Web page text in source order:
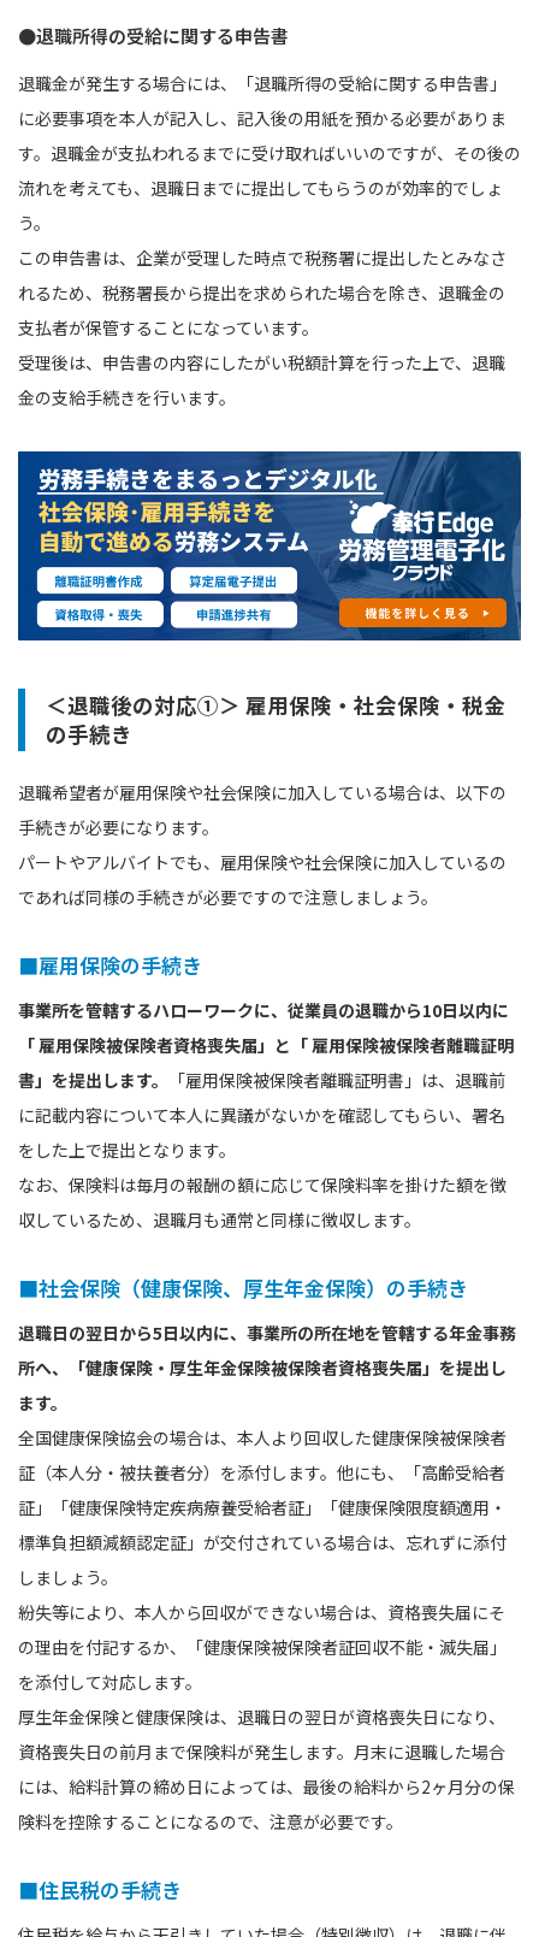
●退職所得の受給に関する申告書
退職金が発生する場合には、「退職所得の受給に関する申告書」
に必要事項を本人が記入し、記入後の用紙を預かる必要がありま
す。退職金が支払われるまでに受け取ればいいのですが、その後の
流れを考えても、退職日までに提出してもらうのが効率的でしょ
う。
この申告書は、企業が受理した時点で税務署に提出したとみなさ
れるため、税務署長から提出を求められた場合を除き、退職金の
支払者が保管することになっています。
受理後は、申告書の内容にしたがい税額計算を行った上で、退職
金の支給手続きを行います。
＜退職後の対応①＞ 雇用保険・社会保険・税金
の手続き
退職希望者が雇用保険や社会保険に加入している場合は、以下の
手続きが必要になります。
パートやアルバイトでも、雇用保険や社会保険に加入しているの
であれば同様の手続きが必要ですので注意しましょう。
■雇用保険の手続き
事業所を管轄するハローワークに、従業員の退職から10日以内に
「 雇用保険被保険者資格喪失届」と「 雇用保険被保険者離職証明
書」を提出します。
「雇用保険被保険者離職証明書」は、退職前
に記載内容について本人に異議がないかを確認してもらい、署名
をした上で提出となります。
なお、保険料は毎月の報酬の額に応じて保険料率を掛けた額を徴
収しているため、退職月も通常と同様に徴収します。
■社会保険（健康保険、厚生年金保険）の手続き
退職日の翌日から5日以内に、事業所の所在地を管轄する年金事務
所へ、「健康保険・厚生年金保険被保険者資格喪失届」を提出し
ます。
全国健康保険協会の場合は、本人より回収した健康保険被保険者
証（本人分・被扶養者分）を添付します。他にも、「高齢受給者
証」「健康保険特定疾病療養受給者証」「健康保険限度額適用・
標準負担額減額認定証」が交付されている場合は、忘れずに添付
しましょう。
紛失等により、本人から回収ができない場合は、資格喪失届にそ
の理由を付記するか、「健康保険被保険者証回収不能・滅失届」
を添付して対応します。
厚生年金保険と健康保険は、退職日の翌日が資格喪失日になり、
資格喪失日の前月まで保険料が発生します。月末に退職した場合
には、給料計算の締め日によっては、最後の給料から2ヶ月分の保
険料を控除することになるので、注意が必要です。
■住民税の手続き